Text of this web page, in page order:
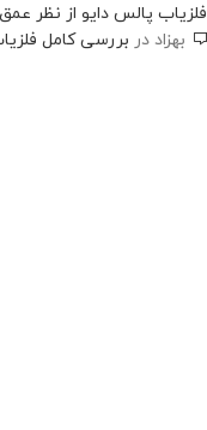
فلزیاب پالس دایو از نظر
بهزاد در بررسی کامل